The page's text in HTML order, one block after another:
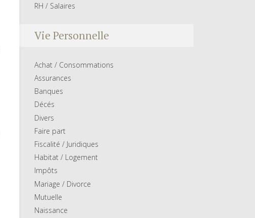
RH / Salaires
Vie Personnelle
Achat / Consommations
Assurances
Banques
Décés
Divers
Faire part
Fiscalité / Juridiques
Habitat / Logement
Impôts
Mariage / Divorce
Mutuelle
Naissance